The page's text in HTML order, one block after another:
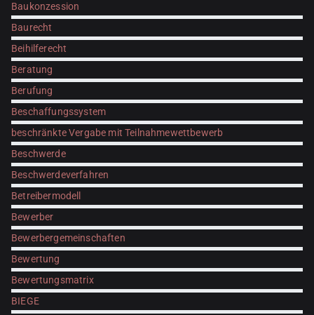
Baukonzession
Baurecht
Beihilferecht
Beratung
Berufung
Beschaffungssystem
beschränkte Vergabe mit Teilnahmewettbewerb
Beschwerde
Beschwerdeverfahren
Betreibermodell
Bewerber
Bewerbergemeinschaften
Bewertung
Bewertungsmatrix
BIEGE